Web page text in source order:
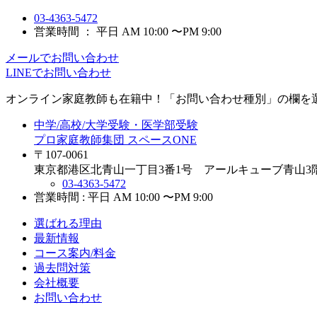
03-4363-5472
営業時間 ： 平日 AM 10:00 〜PM 9:00
メールでお問い合わせ
LINEでお問い合わせ
オンライン家庭教師 も在籍中！「お問い合わせ種別」の欄を
中学/高校/大学受験・医学部受験
プロ家庭教師集団 スペースONE
〒107-0061
東京都港区北青山一丁目3番1号 アールキューブ青山3
03-4363-5472
営業時間 : 平日 AM 10:00 〜PM 9:00
選ばれる理由
最新情報
コース案内/料金
過去問対策
会社概要
お問い合わせ